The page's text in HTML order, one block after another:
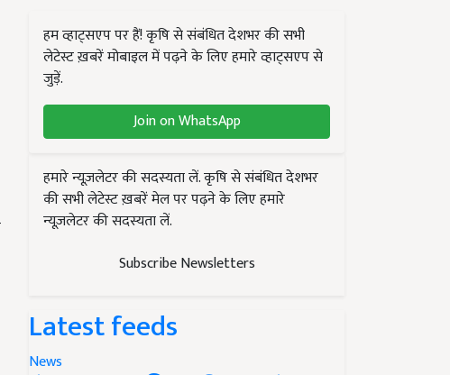
हम व्हाट्सएप पर हैं! कृषि से संबंधित देशभर की सभी
लेटेस्ट ख़बरें मोबाइल में पढ़ने के लिए हमारे व्हाट्सएप से
जुड़ें.
Join on WhatsApp
हमारे न्यूज़लेटर की सदस्यता लें. कृषि से संबंधित देशभर
की सभी लेटेस्ट ख़बरें मेल पर पढ़ने के लिए हमारे
न्यूज़लेटर की सदस्यता लें.
Subscribe Newsletters
Latest feeds
News